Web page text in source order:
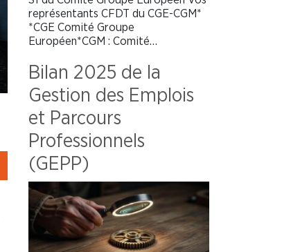
représentants CFDT du CGE-CGM*
*CGE Comité Groupe
Européen*CGM : Comité…
Bilan 2025 de la
Gestion des Emplois
et Parcours
Professionnels
(GEPP)